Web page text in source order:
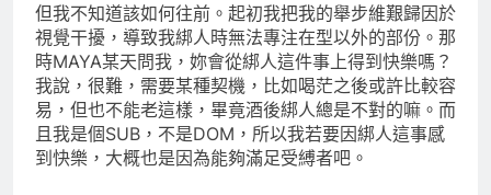
但我不知道該如何往前。起初我把我的舉步維艱歸因於
視覺干擾，導致我綁人時無法專注在型以外的部份。那
時MAYA某天問我，妳會從綁人這件事上得到快樂嗎？
我說，很難，需要某種契機，比如喝茫之後或許比較容
易，但也不能老這樣，畢竟酒後綁人總是不對的嘛。而
且我是個SUB，不是DOM，所以我若要因綁人這事感
到快樂，大概也是因為能夠滿足受縛者吧。